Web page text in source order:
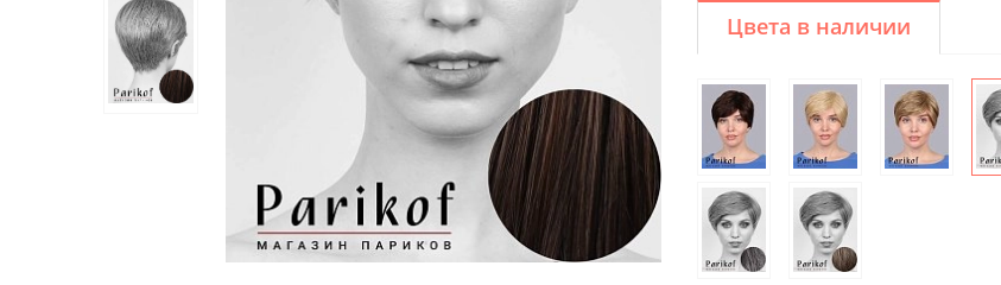
Цвета в наличии